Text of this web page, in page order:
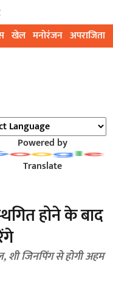
खेल मनोरंजन अपराजिता
Powered by
Translate
होने के बाद
शी जिनपिंग से होगी अहम